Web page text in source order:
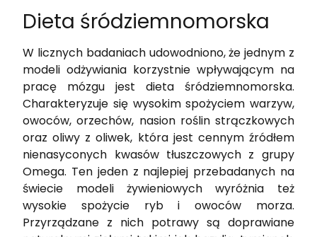
Dieta śródziemnomorska
W licznych badaniach udowodniono, że jednym z
modeli odżywiania korzystnie wpływającym na
pracę mózgu jest dieta śródziemnomorska.
Charakteryzuje się wysokim spożyciem warzyw,
owoców, orzechów, nasion roślin strączkowych
oraz oliwy z oliwek, która jest cennym źródłem
nienasyconych kwasów tłuszczowych z grupy
Omega. Ten jeden z najlepiej przebadanych na
świecie modeli żywieniowych wyróżnia też
wysokie spożycie ryb i owoców morza.
Przyrządzane z nich potrawy są doprawiane